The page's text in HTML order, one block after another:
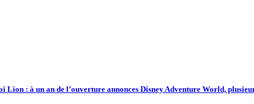
: à un an de l’ouverture annonces Disney Adventure World,